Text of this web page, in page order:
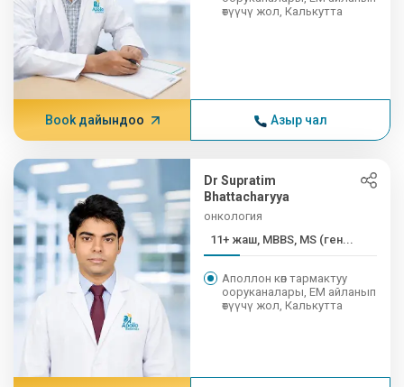
өтүүчү жол, Калькутта
Book дайындоо Азыр чал
Dr Supratim
Bhattacharyya
онкология
11+ жаш, MBBS, MS (ген...
Аполлон көп тармактуу
ооруканалары, EM айланып
өтүүчү жол, Калькутта